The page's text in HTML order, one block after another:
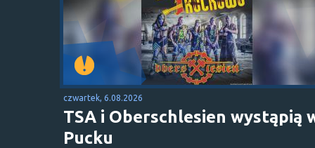
czwartek, 6.08.2026
TSA i Oberschlesien wystąpią
Pucku